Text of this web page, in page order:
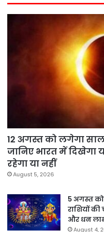
12 अगस्त को लगेगा साल
जानिए भारत में
रहेगा या नहीं
August 5, 2026
5 अगस्त
राशियों
और धन
August 4,